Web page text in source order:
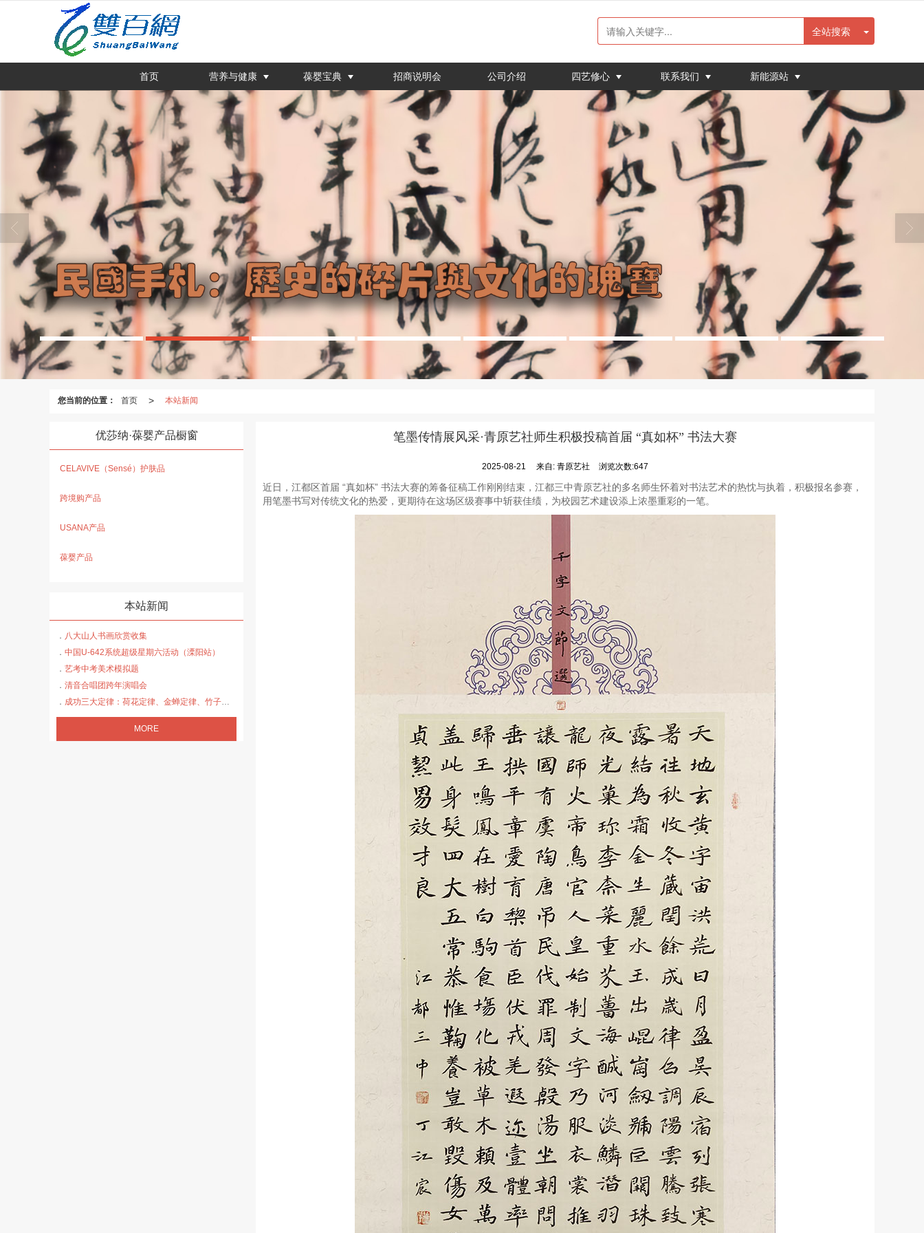
很遗憾，因您的浏览器版本过低导致无法获得最佳浏览体验，推荐下载安装谷歌浏览器！
全站搜索
首页 营养与健康 葆婴宝典 招商说明会 公司介绍 四艺修心 联系我们 新能源站
您当前的位置： 首页 > 本站新闻
笔墨传情展风采·青原艺社师生积极投稿首届 “真如杯” 书法大赛
2025-08-21 来自: 青原艺社 浏览次数:647
近日，江都区首届 “真如杯” 书法大赛的筹备征稿工作刚刚结束，江都三中青原艺社的多名师生怀着对书法艺术的热忱与执着，积极报名参赛，
用笔墨书写对传统文化的热爱，更期待在这场区级赛事中斩获佳绩，为校园艺术建设添上浓墨重彩的一笔。
优莎纳·葆婴产品橱窗
CELAVIVE（Sensé）护肤品
跨境购产品
USANA产品
葆婴产品
本站新闻
八大山人书画欣赏收集
中国U-642系统超级星期六活动（溧阳站）
艺考中考美术模拟题
清音合唱团跨年演唱会
成功三大定律：荷花定律、金蝉定律、竹子定律
MORE